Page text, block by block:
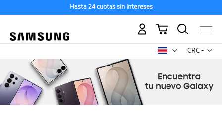
Hasta 24 cuotas sin intereses
CRC -
colón
Mi carrito